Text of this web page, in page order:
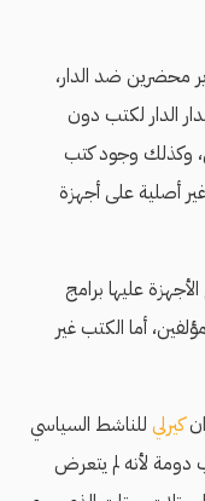
محضرين ضد الدار،
الدار لكتب دون
وكذلك وجود كتب
أصلية على أجهزة
عليها برامج
أما الكتب غير
كيرلي للناشط السياسي
لأنه لم يتعرض